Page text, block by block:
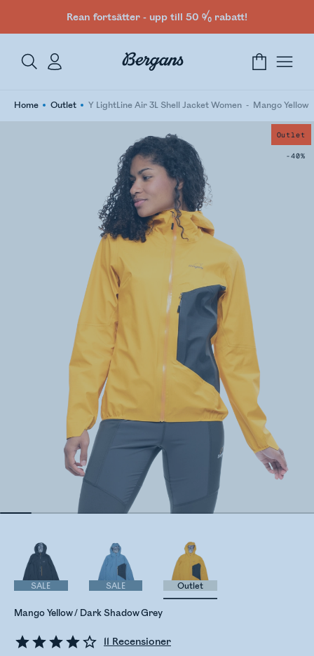
Rean fortsätter - upp till 50 % rabatt!
Home Outlet Y LightLine Air 3L Shell Jacket Women Mango Yellow
Outlet
-40%
11 Recensioner
Mango Yellow / Dark Shadow Grey
SALE SALE Outlet